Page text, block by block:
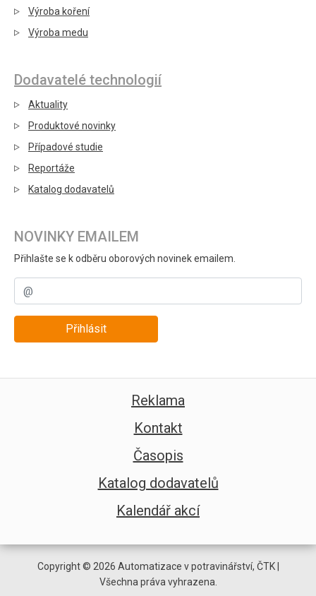
Výroba koření
Výroba medu
Dodavatelé technologií
Aktuality
Produktové novinky
Případové studie
Reportáže
Katalog dodavatelů
NOVINKY EMAILEM
Přihlašte se k odběru oborových novinek emailem.
Přihlásit
Reklama
Kontakt
Časopis
Katalog dodavatelů
Kalendář akcí
Copyright © 2026 Automatizace v potravinářství, ČTK |
Všechna práva vyhrazena.